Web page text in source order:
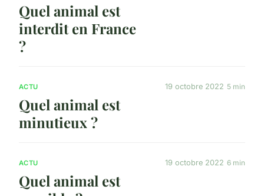
Quel animal est
interdit en France
?
ACTU
Quel animal est
minutieux ?
19 octobre 2022 5 min
ACTU
Quel animal est
19 octobre 2022 6 min